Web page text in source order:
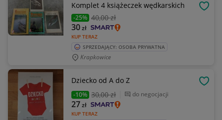
Komplet 4 książeczek wędkarskich
-25% 40,00 zł
KUP TERAZ
30zł
SPRZEDAJĄCY: OSOBA PRYWATNA
Krapkowice
Dziecko od A do Z
-10% 30,00 zł do negocjacji
KUP TERAZ
27zł